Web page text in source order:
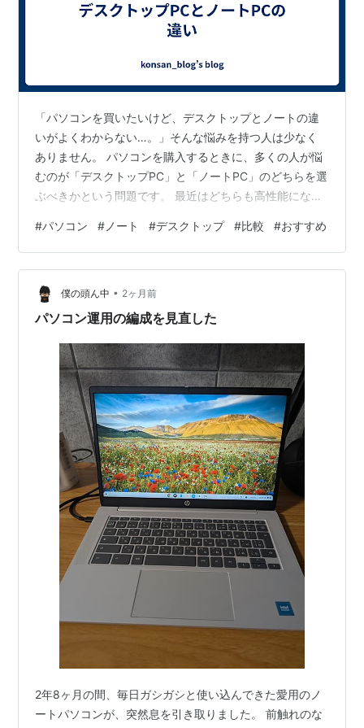
「パソコンを買いたいけど、デスクトップとノートの違
いがよくわからない…。」そんな悩みを持つ人は少なく
ありません。 パソコンを購入するときに、多くの人が悩
むのが「デスクトップPC」と「ノートPC」のどちらを選
ぶべきかという問題です。 最近はどちらも高性能になっ
います。 しかし、用途に合わないPCを購入すると、「思
ったより使いづらい」「持ち運ばないのにノートにし
た」など後悔するケースもあります。 この記事では、デ
スクトップPCとノートPCの違いや、それぞれに向いてい
る人の特徴をわかりやすく解説します。 パソコンの専門
#パソコン #ノート #デスクトップ #比較 #おすすめ
僕の頭ん中 • 2ヶ月前
パソコン運用の編成を見直した
2年8ヶ月の間、毎日ガシガシと使い込んできた愛用のノ
ートパソコンが、突然息を引き取りました。 前触れのな